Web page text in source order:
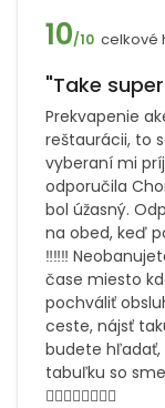
10/10 celkové
"Take
Prekvapenie
reštaurácii, to
vyberaní mi
odporučila
bol úžasný.
na obed, keď
‼️‼️‼️
čase miesto
pochváliť
ceste, nájsť
budete
tabuľku so
👌🏻👌🏻👌🏻🤝🏻